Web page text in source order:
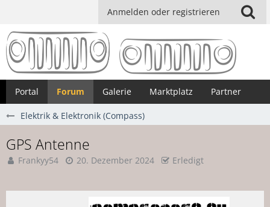
Anmelden oder registrieren
Portal Forum Galerie Marktplatz Partner
Elektrik & Elektronik (Compass)
GPS Antenne
Frankyy54 20. Dezember 2024 Erledigt